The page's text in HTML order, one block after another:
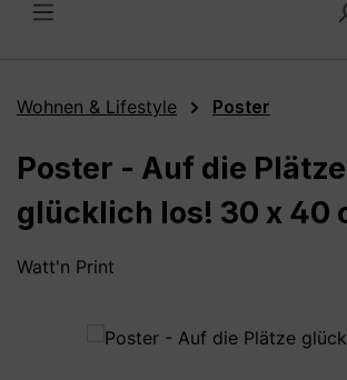
Wohnen & Lifestyle Poster
Poster - Auf die Plätze
glücklich los! 30 x 40
Watt'n Print
Bildergalerie überspringen